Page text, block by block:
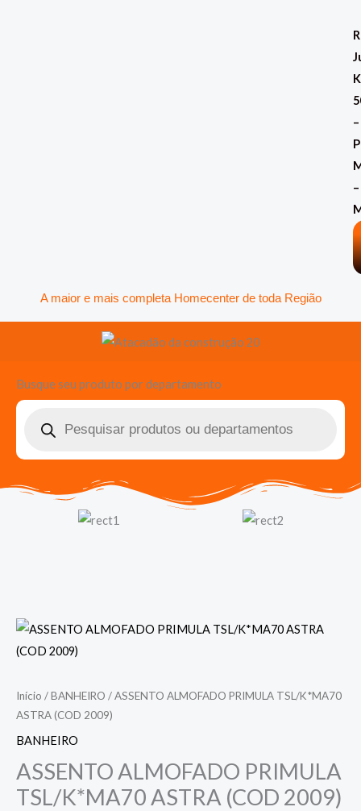
–
–
A maior e mais completa Homecenter de toda Região
Busque seu produto por departamento
Pesquisar
Início /BANHEIRO / ASSENTO ALMOFADO PRIMULA TSL/K*MA70
ASTRA (COD 2009)
BANHEIRO
ASSENTO ALMOFADO PRIMULA
TSL/K*MA70 ASTRA (COD 2009)